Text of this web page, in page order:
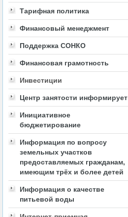
Тарифная политика
Финансовый менеджмент
Поддержка СОНКО
Финансовая грамотность
Инвестиции
Центр занятости информирует
Инициативное
бюджетирование
Информация по вопросу
земельных участков
предоставляемых гражданам,
имеющим трёх и более детей
Информация о качестве
питьевой воды